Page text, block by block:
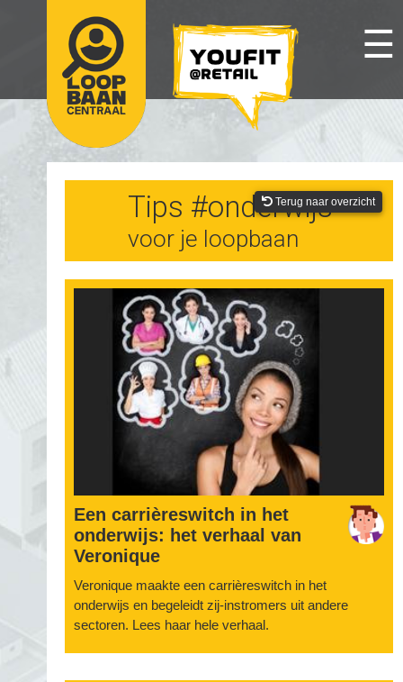
☰
Tips #onderwijs
voor je loopbaan
Terug naar overzicht
Een carrièreswitch in het
onderwijs: het verhaal van
Veronique
Veronique maakte een carrièreswitch in het
onderwijs en begeleidt zij-instromers uit andere
sectoren. Lees haar hele verhaal.